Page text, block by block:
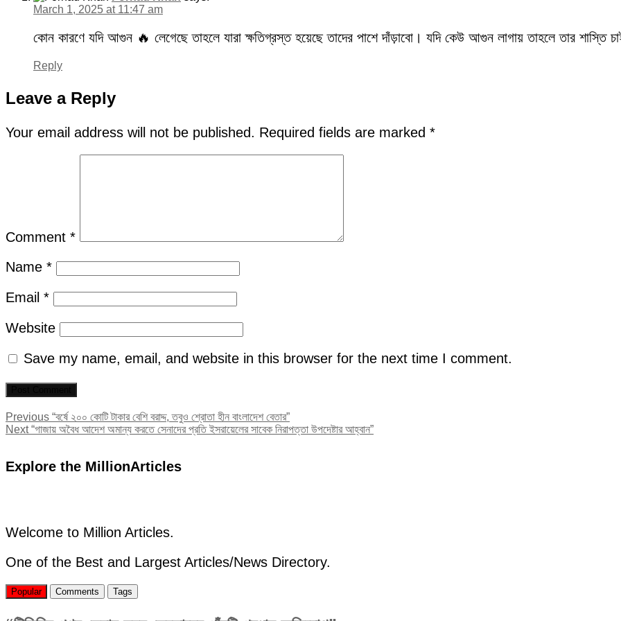
March 1, 2025 at 11:47 am
কোন কারণে যদি আগুন 🔥 লেগেছে তাহলে যারা ক্ষতিগ্রস্ত হয়েছে তাদের পাশে দাঁড়াবো। যদি কেউ আগুন লাগায় তাহলে তার শাস্তি
Reply
Leave a Reply
Your email address will not be published. Required fields are marked *
Comment *
Name *
Email *
Website
Save my name, email, and website in this browser for the next time I comment.
Post
Previous Previous
post:
“বর্ষে ২০০ কোটি টাকার বেশি বরাদ্দ, তবুও শ্রোতা হীন বাংলাদেশ বেতার”
Next Next
“গাজায় অবৈধ আদেশ অমান্য করতে সেনাদের প্রতি ইসরায়েলের সাবেক নিরাপত্তা উপদেষ্টার আহ্বান”
Explore the MillionArticles
Welcome to Million Articles.
One of the Best and Largest Articles/News Directory.
Popular Comments Tags